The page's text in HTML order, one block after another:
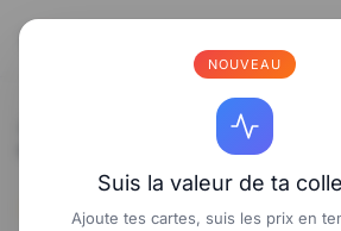
⚡
Noctali : Évolition Ténèbres Essentielle
⚡ UNIVERS POKEMON
NOUVEAU
Suis la valeur de ta
Ajoute tes cartes, suis les prix en